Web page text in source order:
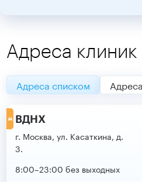
Адреса клиник
Адреса списком
ВДНХ
г. Москва, ул. Касаткина, д.
3.
8:00–23:00 без выходных